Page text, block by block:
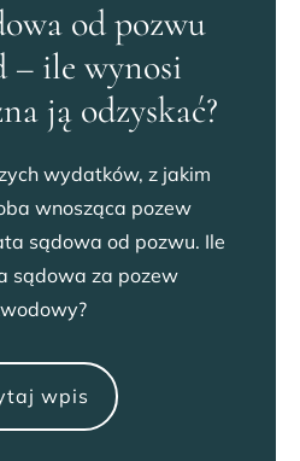
od pozwu
– ile wynosi
ją odzyskać?
wydatków, z jakim
wnosząca pozew
sądowa od pozwu. Ile
sądowa za pozew
wpis